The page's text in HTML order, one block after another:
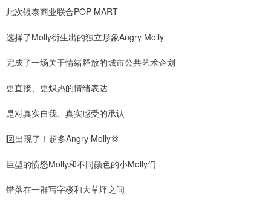
此次银泰商业联合POP MART
选择了Molly衍生出的独立形象Angry Molly
完成了一场关于情绪释放的城市公共艺术企划
更直接、更炽热的情绪表达
是对真实自我、真实感受的承认
2️⃣出现了！超多Angry Molly💢
巨型的愤怒Molly和不同颜色的小Molly们
错落在一群写字楼和大草坪之间